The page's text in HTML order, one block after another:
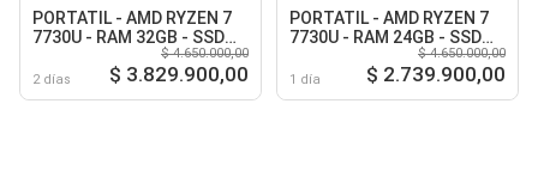
PORTATIL - AMD RYZEN 7
7730U - RAM 32GB - SSD
2TB M.2 - 15.6 Full HD -
Warm Gold
2 días
$ 4.650.000,00
$ 3.829.900,00
PORTATIL - AMD RYZEN 7
7730U - RAM 24GB - SSD
512GB M.2 - 15.6 Full HD -
Warm Gold
1 día
$ 4.650.000,00
$ 2.739.900,00